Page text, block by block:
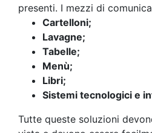
presenti. I mezzi di
Cartelloni;
Lavagne;
Tabelle;
Menù;
Libri;
Sistemi tecnologici e
Tutte queste soluzioni